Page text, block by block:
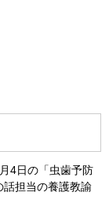
4日の「虫歯予防
話担当の養護教諭